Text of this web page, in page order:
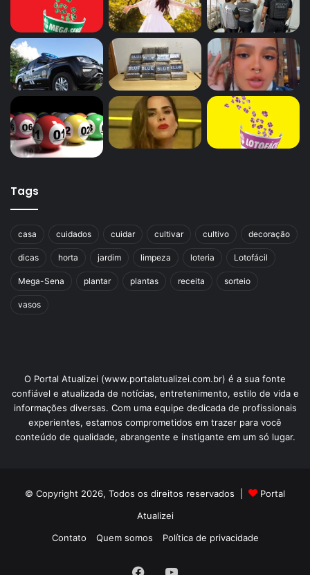
Tags
casa cuidados cuidar cultivar cultivo decoração
dicas horta jardim limpeza loteria Lotofácil
Mega-Sena plantar plantas receita sorteio
vasos
O Portal Atualizei (www.portalatualizei.com.br) é a sua fonte
confiável e atualizada de notícias, entretenimento, estilo de vida e
informações diversas. Com uma equipe dedicada de profissionais
experientes, estamos comprometidos em trazer para você
conteúdo de qualidade, abrangente e instigante em um só lugar.
© Copyright 2026, Todos os direitos reservados |
Portal
Atualizei
Contato
Quem somos Política de privacidade
FacebookYouTube